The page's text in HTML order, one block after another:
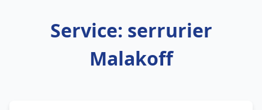
Service: serrurier
Malakoff